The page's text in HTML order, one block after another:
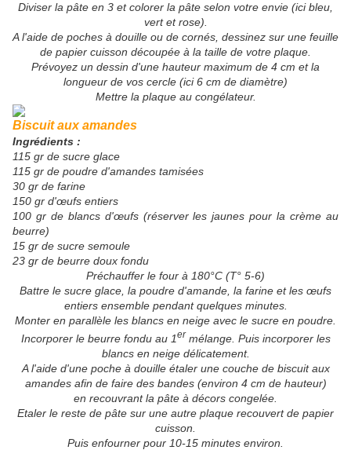
Diviser la pâte en 3 et colorer la pâte selon votre envie (ici bleu,
vert et rose).
A l'aide de poches à douille ou de cornés, dessinez sur une feuille
de papier cuisson découpée à la taille de votre plaque.
Prévoyez un dessin d'une hauteur maximum de 4 cm et la
longueur de vos cercle (ici 6 cm de diamètre)
Mettre la plaque au congélateur.
Biscuit aux amandes
Ingrédients :
115 gr de sucre glace
115 gr de poudre d'amandes tamisées
30 gr de farine
150 gr d'œufs entiers
100 gr de blancs d'œufs (réserver les jaunes pour la crème au
beurre)
15 gr de sucre semoule
23 gr de beurre doux fondu
Préchauffer le four à 180°C (T° 5-6)
Battre le sucre glace, la poudre d'amande, la farine et les œufs
entiers ensemble pendant quelques minutes.
Monter en parallèle les blancs en neige avec le sucre en poudre.
Incorporer le beurre fondu au 1er mélange. Puis incorporer les
blancs en neige délicatement.
A l'aide d'une poche à douille étaler une couche de biscuit aux
amandes afin de faire des bandes (environ 4 cm de hauteur)
en recouvrant la pâte à décors congelée.
Etaler le reste de pâte sur une autre plaque recouvert de papier
cuisson.
Puis enfourner pour 10-15 minutes environ.